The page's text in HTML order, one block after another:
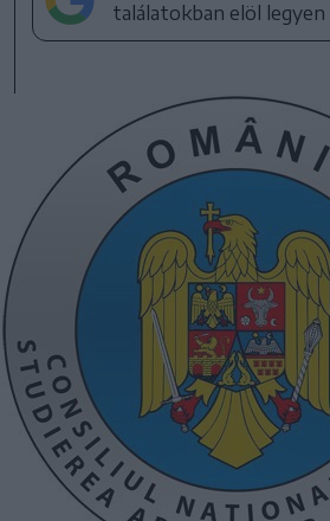
találatokban elöl legyen